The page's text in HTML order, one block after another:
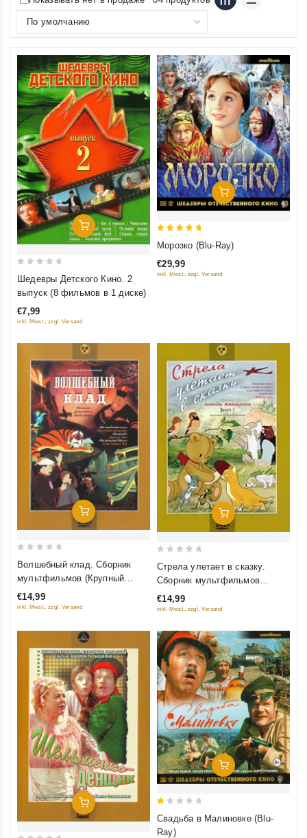
Добавить В Корзину
out
5
Шедевры Детского Кино. 2
выпуск (8 фильмов в 1 диске)
€7,99
inkl. Mwst., zzgl. Versand
Добавить В Корзину
out of 5
Морозко (Blu-Ray)
€29,99
inkl. Mwst., zzgl. Versand
Добавить В Корзину
5
Волшебный клад. Сборник
мультфильмов (Крупный
план)
€14,99
inkl. Mwst., zzgl. Versand
Добавить В Корзину
out
5
Стрела улетает в сказку.
Сборник мультфильмов
(Крупный план)
€14,99
inkl. Mwst., zzgl. Versand
Добавить В Корзину
Добавить В Корзину
Свадьба в Малиновке (Blu-
Ray)